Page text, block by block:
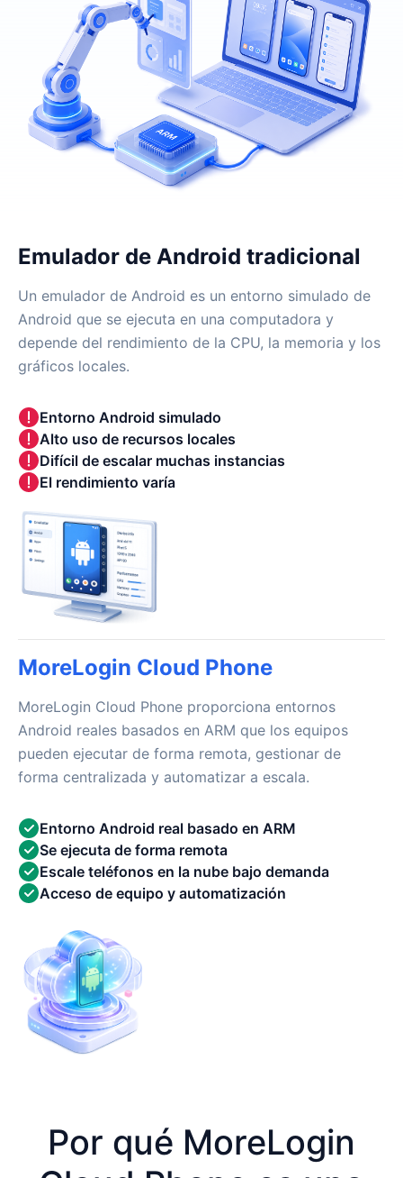
Emulador de Android tradicional
Un emulador de Android es un entorno simulado de
Android que se ejecuta en una computadora y
depende del rendimiento de la CPU, la memoria y los
gráficos locales.
Entorno Android simulado
Alto uso de recursos locales
Difícil de escalar muchas instancias
El rendimiento varía
MoreLogin Cloud Phone
MoreLogin Cloud Phone proporciona entornos
Android reales basados en ARM que los equipos
pueden ejecutar de forma remota, gestionar de
forma centralizada y automatizar a escala.
Entorno Android real basado en ARM
Se ejecuta de forma remota
Escale teléfonos en la nube bajo demanda
Acceso de equipo y automatización
Por qué MoreLogin